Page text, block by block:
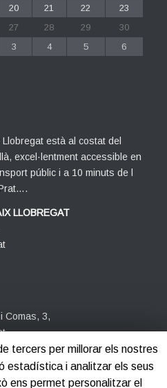
20 21 22
23
27 28 29
30
3 4 5 6
està al costat del
excel·lentment accessible en
públic i a 10 minuts de l
LLOBREGAT
Comas, 3,
tercers per millorar els nostres
estadística i analitzar els seus
ens permet personalitzar el